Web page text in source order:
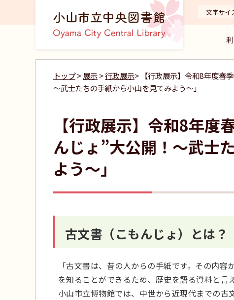
文字サイ
トップ>展示>行政展示> 【行政展示】令和8年度春
～武士たちの手紙から小山を見てみよう～」
【行政展示】令和8年度
んじょ”大公開！～武士
よう～」
古文書（こもんじょ）とは？
「古文書は、昔の人からの手紙です。その内
を知ることができるため、歴史を語る資料と言
小山市立博物館では、中世から近現代までの古